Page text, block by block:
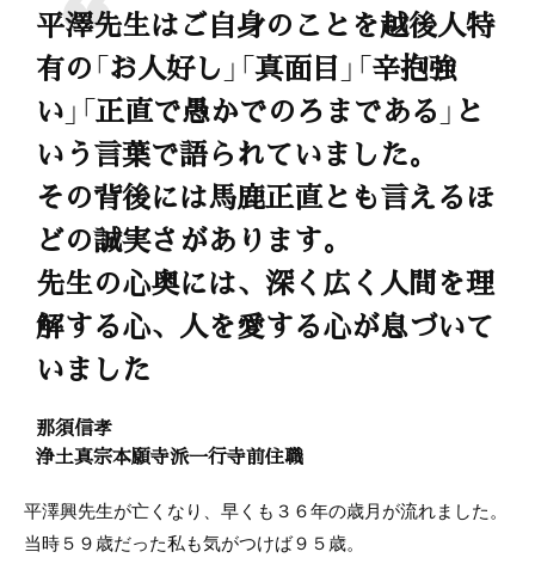
平澤先生はご自身のことを越後人特
有の「お人好し」「真面目」「辛抱強
い」「正直で愚かでのろまである」と
いう言葉で語られていました。
その背後には馬鹿正直とも言えるほ
どの誠実さがあります。
先生の心奥には、深く広く人間を理
解する心、人を愛する心が息づいて
いました
那須信孝
浄土真宗本願寺派一行寺前住職
平澤興先生が亡くなり、早くも３６年の歳月が流れました。
当時５９歳だった私も気がつけば９５歳。